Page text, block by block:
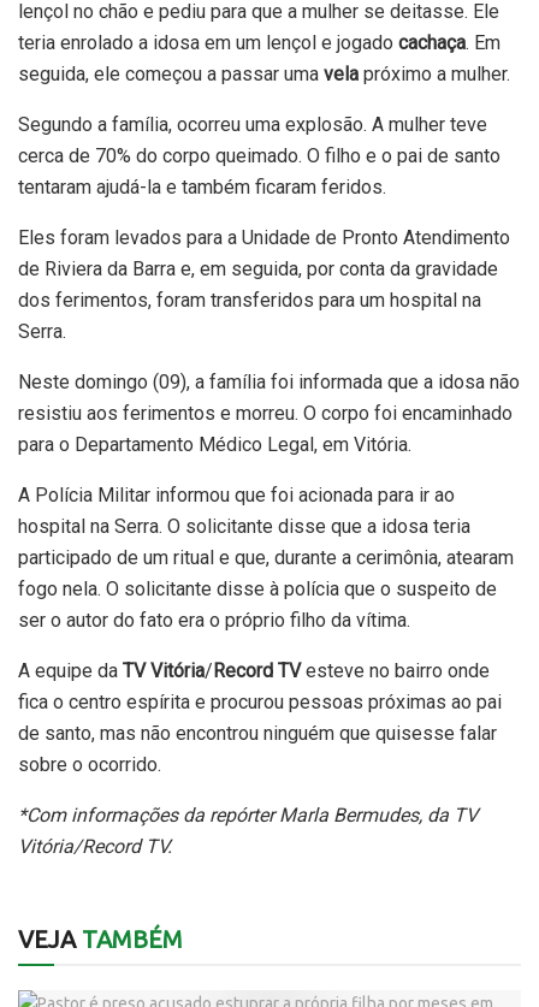
lençol no chão e pediu para que a mulher se deitasse. Ele
teria enrolado a idosa em um lençol e jogado cachaça. Em
seguida, ele começou a passar uma vela próximo a mulher.
Segundo a família, ocorreu uma explosão. A mulher teve
cerca de 70% do corpo queimado. O filho e o pai de santo
tentaram ajudá-la e também ficaram feridos.
Eles foram levados para a Unidade de Pronto Atendimento
de Riviera da Barra e, em seguida, por conta da gravidade
dos ferimentos, foram transferidos para um hospital na
Serra.
Neste domingo (09), a família foi informada que a idosa não
resistiu aos ferimentos e morreu. O corpo foi encaminhado
para o Departamento Médico Legal, em Vitória.
A Polícia Militar informou que foi acionada para ir ao
hospital na Serra. O solicitante disse que a idosa teria
participado de um ritual e que, durante a cerimônia, atearam
fogo nela. O solicitante disse à polícia que o suspeito de
ser o autor do fato era o próprio filho da vítima.
A equipe da TV Vitória/Record TVesteve no bairro onde
fica o centro espírita e procurou pessoas próximas ao pai
de santo, mas não encontrou ninguém que quisesse falar
sobre o ocorrido.
*Com informações da repórter Marla Bermudes, da TV
Vitória/Record TV.
VEJATAMBÉM